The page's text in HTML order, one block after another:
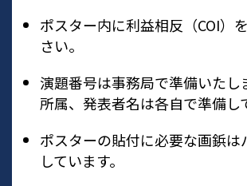
ポスター内に利益相反（COI）
さい。
演題番号は事務局で準備いたし
所属、発表者名は各自で準備し
ポスターの貼付に必要な画鋲は
しています。